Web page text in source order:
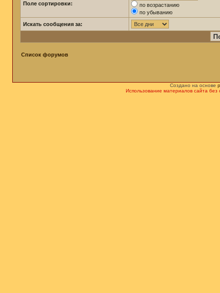
Поле сортировки:
по возрастанию
по убыванию
Искать сообщения за:
Список форумов
Создано на основе
Использование материалов сайта